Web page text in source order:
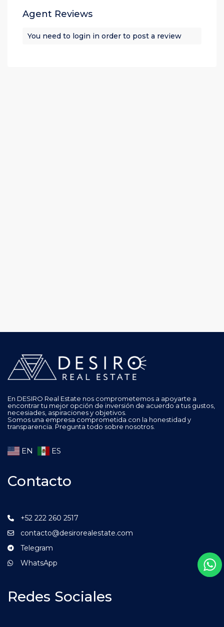
Agent Reviews
You need to login in order to post a review
En DESIRO Real Estate nos comprometemos a apoyarte a
encontrar tu mejor opción de inversión de acuerdo a tus gustos,
necesiades, aspiraciones y objetivos.
Somos una empresa comprometida con la honestidad y
transparencia. Pregunta todo sobre nosotros.
EN ES
Contacto
+52 222 260 2517
contacto@desirorealestate.com
Telegram
WhatsApp
Redes Sociales